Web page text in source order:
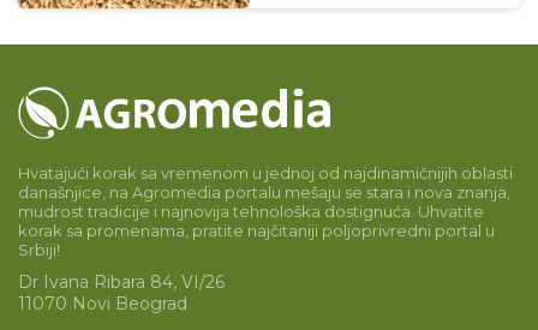
Hvatajući korak sa vremenom u jednoj od najdinamičnijih oblasti
današnjice, na Agromedia portalu mešaju se stara i nova znanja,
mudrost tradicije i najnovija tehnološka dostignuća. Uhvatite
korak sa promenama, pratite najčitaniji poljoprivredni portal u
Srbiji!
Dr Ivana Ribara 84, VI/26
11070 Novi Beograd